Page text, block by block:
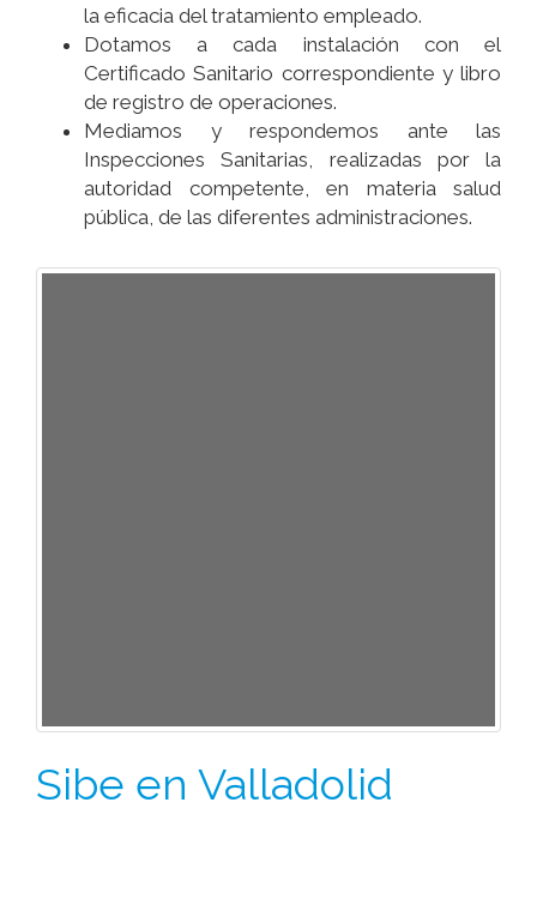
la eficacia del tratamiento empleado.
Dotamos a cada instalación con el
Certificado Sanitario correspondiente y libro
de registro de operaciones.
Mediamos y respondemos ante las
Inspecciones Sanitarias, realizadas por la
autoridad competente, en materia salud
pública, de las diferentes administraciones.
Sibe en Valladolid